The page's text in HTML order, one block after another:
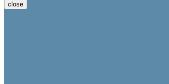
close